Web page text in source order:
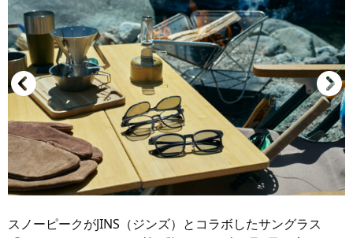
スノーピークがJINS（ジンズ）とコラボしたサングラス